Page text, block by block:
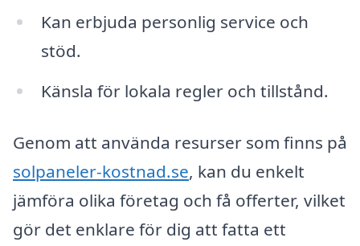
Kan erbjuda personlig service och
stöd.
Känsla för lokala regler och tillstånd.
Genom att använda resurser som finns på
solpaneler-kostnad.se, kan du enkelt
jämföra olika företag och få offerter, vilket
gör det enklare för dig att fatta ett